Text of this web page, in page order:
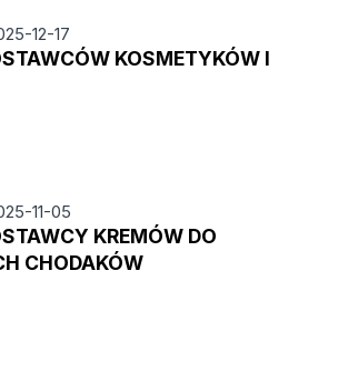
12-17
KOSMETYKÓW I
11-05
KREMÓW DO
CHODAKÓW